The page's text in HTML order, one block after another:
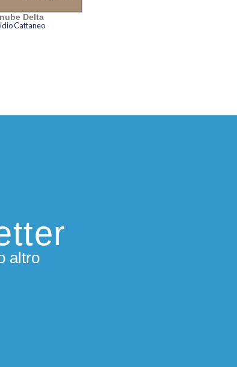
Delta
Cattaneo
altro